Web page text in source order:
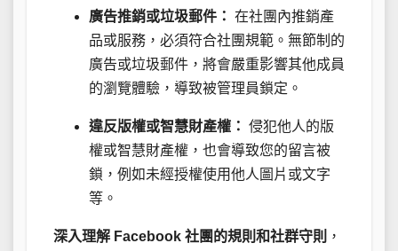
廣告推銷或垃圾郵件： 在社團內推銷產
品或服務，必須符合社團規範。無節制的
廣告或垃圾郵件，將會嚴重影響其他成員
的瀏覽體驗，導致被管理員鎖定。
違反版權或智慧財產權： 侵犯他人的版
權或智慧財產權，也會導致您的留言被
鎖，例如未經授權使用他人圖片或文字
等。
深入理解 Facebook 社團的規則和社群守則 ，